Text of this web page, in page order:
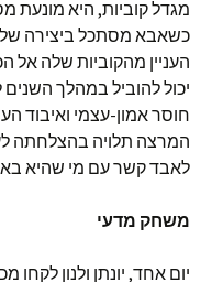
מגדל קוביות, היא מונעת
כשאבא מסתכל ביצירה
העניין מהקוביות שלה אל
יכול להוביל במהלך
חוסר אמון-עצמי ואיבוד
המרצה תלויה בהצלחתה
לאבד קשר עם מי שהיא
משחק מדעי
יום אחד, יונתן ולנון